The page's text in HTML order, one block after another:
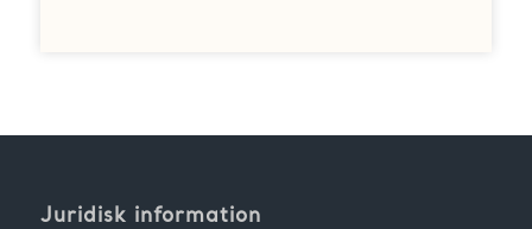
Juridisk information